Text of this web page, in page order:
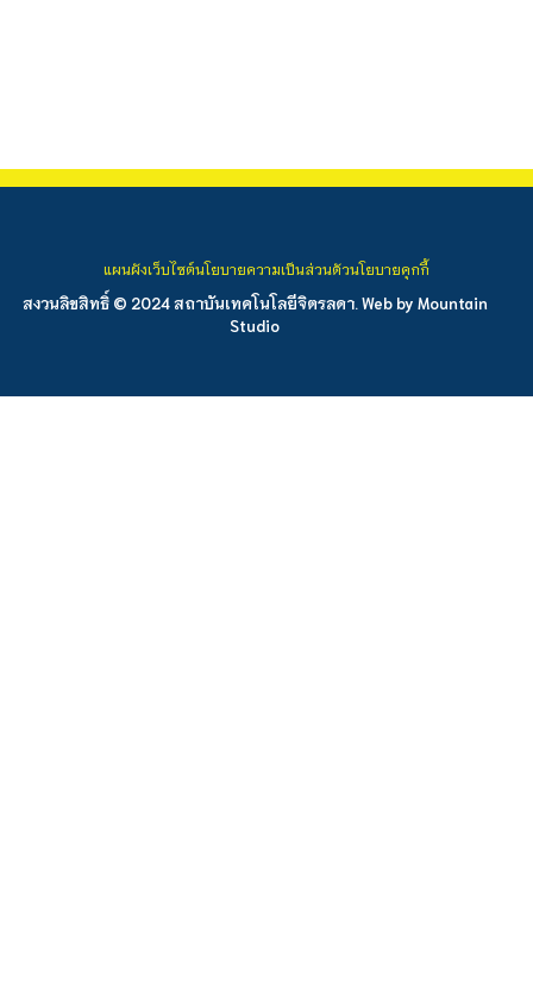
สงวนลิขสิทธิ์ © 2024 สถาบันเทคโนโลยีจิตรลดา. Web by Mountain
Studio
แผนผังเว็บไซต์นโยบายความเป็นส่วนตัวนโยบายคุกกี้